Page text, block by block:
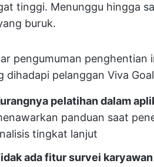
tinggi. Menunggu hingga
buruk.
pengumuman
dihadapi pelanggan Viva
pelatihan dalam
panduan saat
tingkat lanjut
ada fitur survei